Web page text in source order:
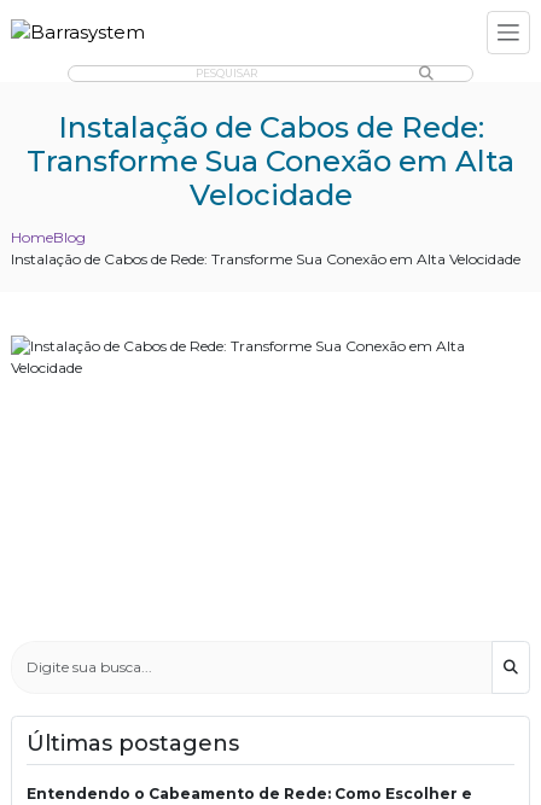
PESQUISAR
Instalação de Cabos de Rede:
Transforme Sua Conexão em Alta
Velocidade
HomeBlog
Instalação de Cabos de Rede: Transforme Sua Conexão em Alta Velocidade
Últimas postagens
Entendendo o Cabeamento de Rede: Como Escolher e